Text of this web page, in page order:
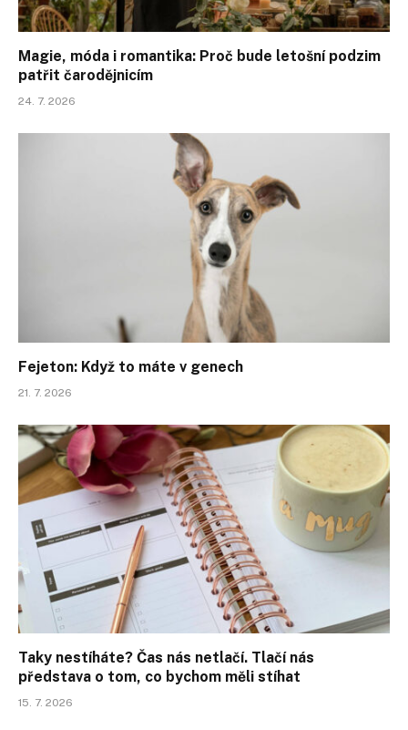
Magie, móda i romantika: Proč bude letošní podzim
patřit čarodějnicím
24. 7. 2026
Fejeton: Když to máte v genech
21. 7. 2026
Taky nestíháte? Čas nás netlačí. Tlačí nás
představa o tom, co bychom měli stíhat
15. 7. 2026